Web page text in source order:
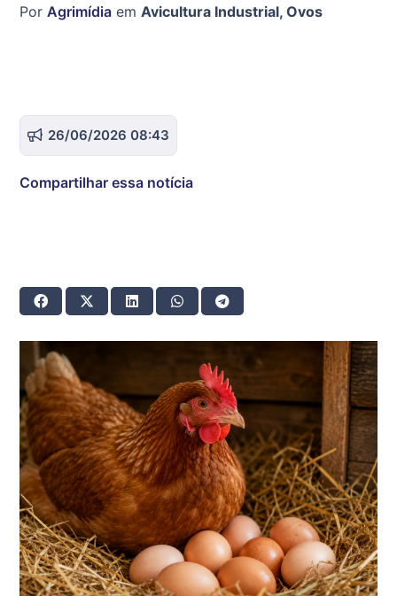
Por Agrimídia em Avicultura Industrial, Ovos
26/06/2026 08:43
Compartilhar essa notícia